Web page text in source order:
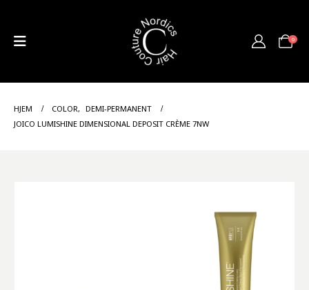
0
HJEM COLOR, DEMI-PERMANENT
JOICO LUMISHINE DIMENSIONAL DEPOSIT CRÈME 7NW